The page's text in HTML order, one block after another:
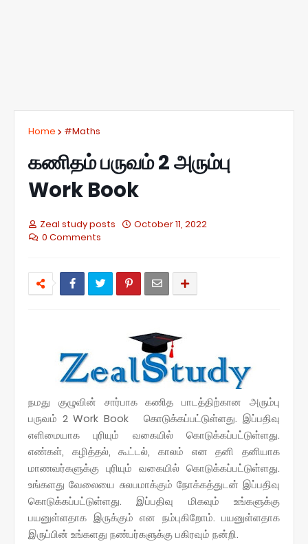
Home #Maths
கணிதம் பருவம் 2 அரும்பு
Work Book
Zeal study posts
October 11, 2022
0 Comments
நமது குழுவின் சார்பாக கணித பாடத்திற்கான அரும்பு
பருவம் 2 Work Book கொடுக்கப்பட்டுள்ளது. இப்பதிவு
எளிமையாக புரியும் வகையில் கொடுக்கப்பட்டுள்ளது.
எண்கள், கழித்தல், கூட்டல், காலம் என தனி தனியாக
மாணவர்களுக்கு புரியும் வகையில் கொடுக்கப்பட்டுள்ளது.
உங்களது வேலையை சுலபமாக்கும் நோக்கத்துடன் இப்பதிவு
கொடுக்கப்பட்டுள்ளது. இப்பதிவு மிகவும் உங்களுக்கு
பயனுள்ளதாக இருக்கும் என நம்புகிறோம். பயனுள்ளதாக
இருப்பின் உங்களது நண்பர்களுக்கு பகிரவும் நன்றி.